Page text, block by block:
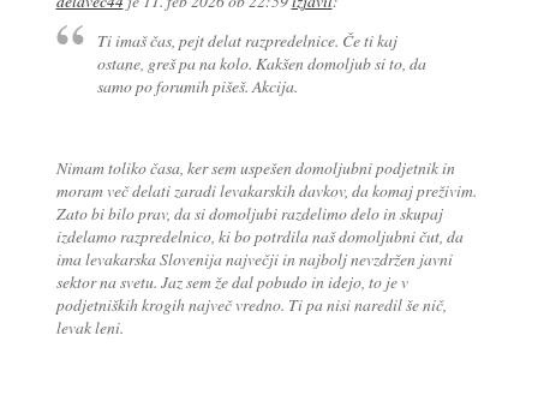
Ti imaš čas, pejt delat razpredelnice. Če ti kaj
ostane, greš pa na kolo. Kakšen domoljub si to, da
samo po forumih pišeš. Akcija.
Nimam toliko časa, ker sem uspešen domoljubni podjetnik in
moram več delati zaradi levakarskih davkov, da komaj preživim.
Zato bi bilo prav, da si domoljubi razdelimo delo in skupaj
izdelamo razpredelnico, ki bo potrdila naš domoljubni čut, da
ima levakarska Slovenija največji in najbolj nevzdržen javni
sektor na svetu. Jaz sem že dal pobudo in idejo, to je v
podjetniških krogih največ vredno. Ti pa nisi naredil še nič,
levak leni.